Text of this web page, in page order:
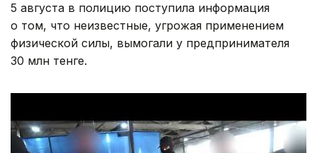
5 августа в полицию поступила информация
о том, что неизвестные, угрожая применением
физической силы, вымогали у предпринимателя
30 млн тенге.